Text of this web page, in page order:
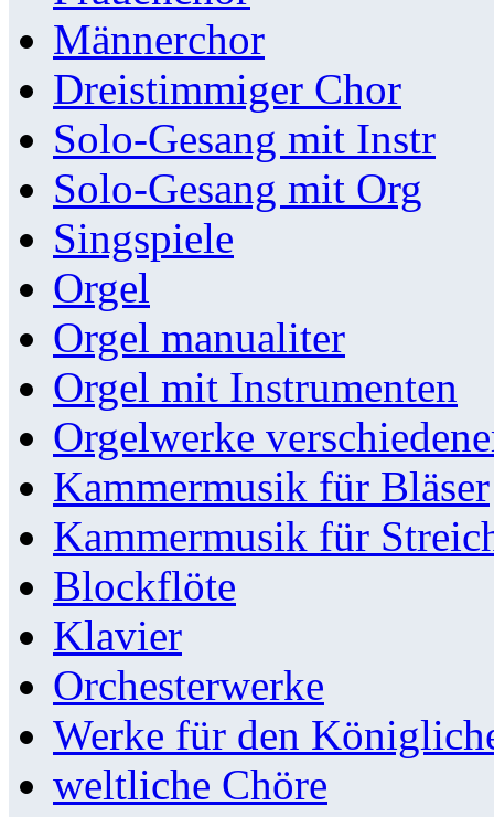
Männerchor
Dreistimmiger Chor
Solo-Gesang mit Instr
Solo-Gesang mit Org
Singspiele
Orgel
Orgel manualiter
Orgel mit Instrumenten
Orgelwerke
Kammermusik für Bläser
Kammermusik für
Blockflöte
Klavier
Orchesterwerke
Werke für den
weltliche Chöre